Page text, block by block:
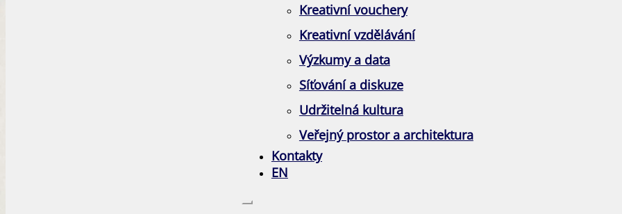
Kreativní vouchery
Kreativní vzdělávání
Výzkumy a data
Síťování a diskuze
Udržitelná kultura
Veřejný prostor a architektura
Kontakty
EN